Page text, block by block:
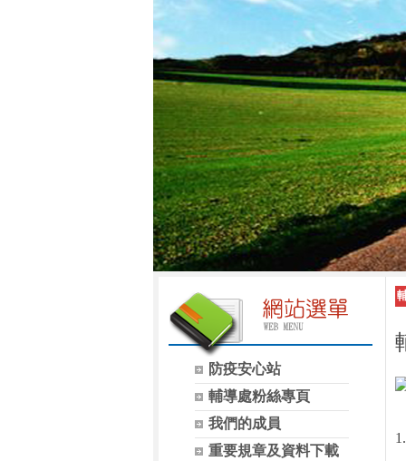
防疫安心站
輔導處粉絲專頁
我們的成員
重要規章及資料下載